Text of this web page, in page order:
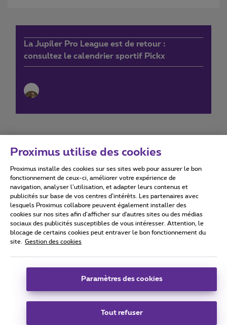
La Jupiler Pro League est de retour :
consultez le calendrier sportif Pickx
Conditions d'utilisation Accessibility statement
Tous droits réservés. © 2026 Proximus
Conditions générales, info consommateur
Coordonnées de l’entreprise
Boulevard du Roi Albert II 27 - B-1030 Bruxelles.
Proximus utilise des cookies
Proximus installe des cookies sur ses sites web pour assurer le bon
fonctionnement de ceux-ci, améliorer votre expérience de
navigation, analyser l’utilisation, et adapter leurs contenus et
publicités sur base de vos centres d’intérêts. Les partenaires avec
lesquels Proximus collabore peuvent également installer des
cookies sur nos sites afin d’afficher sur d'autres sites ou des médias
sociaux des publicités susceptibles de vous intéresser. Attention, le
blocage de certains cookies peut entraver le bon fonctionnement du
site.
Gestion des cookies
Paramètres des cookies
Tout refuser